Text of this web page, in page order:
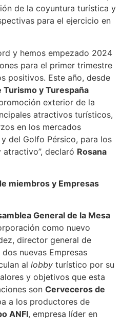
de la coyuntura turística y
para el ejercicio en
y hemos empezado 2024
para el primer trimestre
positivos. Este año, desde
Turismo y Turespaña
exterior de la
atractivos turísticos,
en los mercados
del Golfo Pérsico, para los
declaró Rosana
miembros y Empresas
General de la Mesa
como nuevo
director general de
nuevas Empresas
al lobby turístico por su
y objetivos que esta
son Cerveceros de
a los productores de
ANFI, empresa líder en